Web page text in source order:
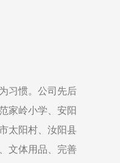
习惯。公司先后
家岭小学、安阳
太阳村、汝阳县
文体用品、完善